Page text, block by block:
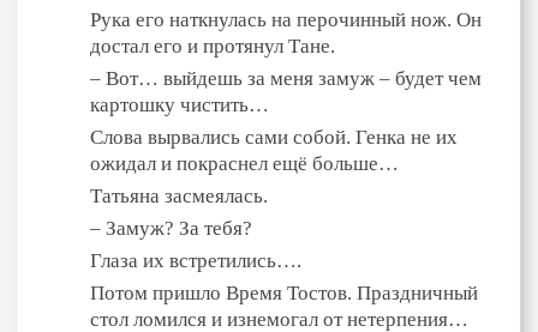
Рука его наткнулась на перочинный нож. Он
достал его и протянул Тане.
– Вот… выйдешь за меня замуж – будет чем
картошку чистить…
Слова вырвались сами собой. Генка не их
ожидал и покраснел ещё больше…
Татьяна засмеялась.
– Замуж? За тебя?
Глаза их встретились….
Потом пришло Время Тостов. Праздничный
стол ломился и изнемогал от нетерпения…